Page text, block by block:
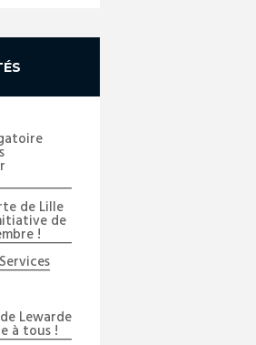
de Lille
de
!
Lewarde
à tous !